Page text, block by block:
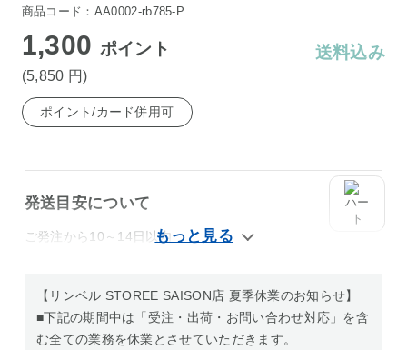
商品コード：AA0002-rb785-P
1,300 ポイント
(5,850 円)
送料込み
ポイント/カード併用可
発送目安について
ご発注から10～14日以内
【リンベル STOREE SAISON店 夏季休業のお知らせ】
■下記の期間中は「受注・出荷・お問い合わせ対応」を含
む全ての業務を休業とさせていただきます。